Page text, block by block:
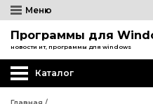
Меню
Программы для
новости ит, программы для windows
Каталог